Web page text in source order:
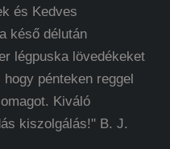
és Kedves
késő délután
légpuska lövedékeket
pénteken reggel
Kiváló
kiszolgálás!" B. J.